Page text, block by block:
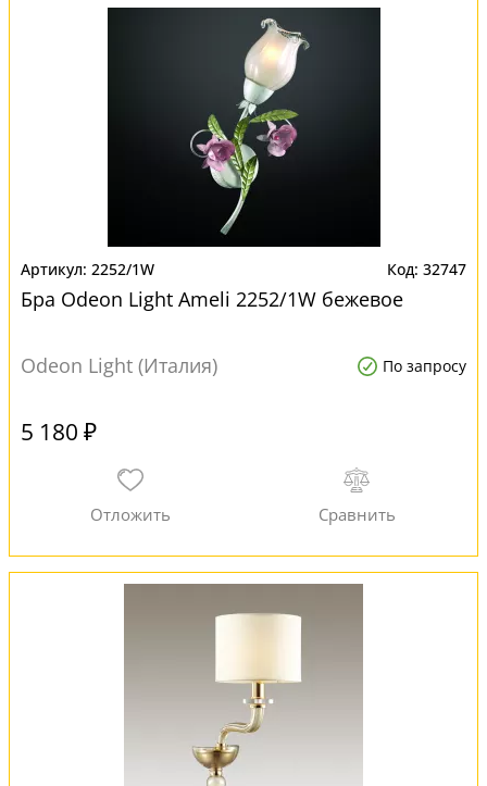
2252/1W 32747
Бра Odeon Light Ameli 2252/1W бежевое
Odeon Light (Италия) По запросу
5 180 ₽